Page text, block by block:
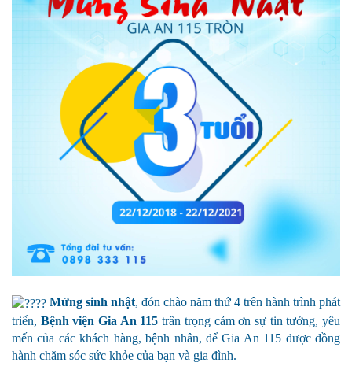
Mừng sinh nhật, đón chào năm thứ 4 trên hành trình phát
triển, Bệnh viện Gia An 115 trân trọng cảm ơn sự tin tưởng, yêu
mến của các khách hàng, bệnh nhân, để Gia An 115 được đồng
hành chăm sóc sức khỏe của bạn và gia đình.